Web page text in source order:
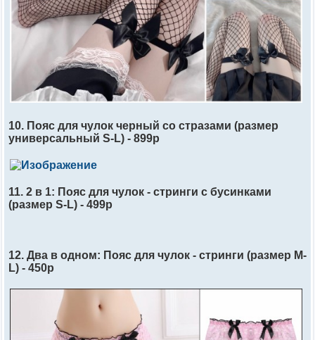
10. Пояс для чулок черный со стразами (размер
универсальный S-L) - 899р
11. 2 в 1: Пояс для чулок - стринги с бусинками
(размер S-L) - 499р
12. Два в одном: Пояс для чулок - стринги (размер M-
L) - 450р